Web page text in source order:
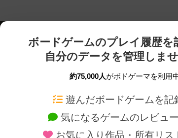
ボードゲームのプレイ履歴を
自分のデータを管理しま
約75,000人がボドゲーマを利用
遊んだボードゲームを記
気になるゲームのレビュ
お気に入り作品・所有リス
ボードゲームを検索する 新作・再